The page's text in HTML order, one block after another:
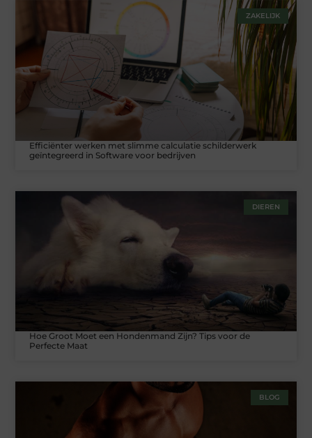
ZAKELIJK
Efficiënter werken met slimme calculatie schilderwerk
geïntegreerd in Software voor bedrijven
DIEREN
Hoe Groot Moet een Hondenmand Zijn? Tips voor de
Perfecte Maat
BLOG